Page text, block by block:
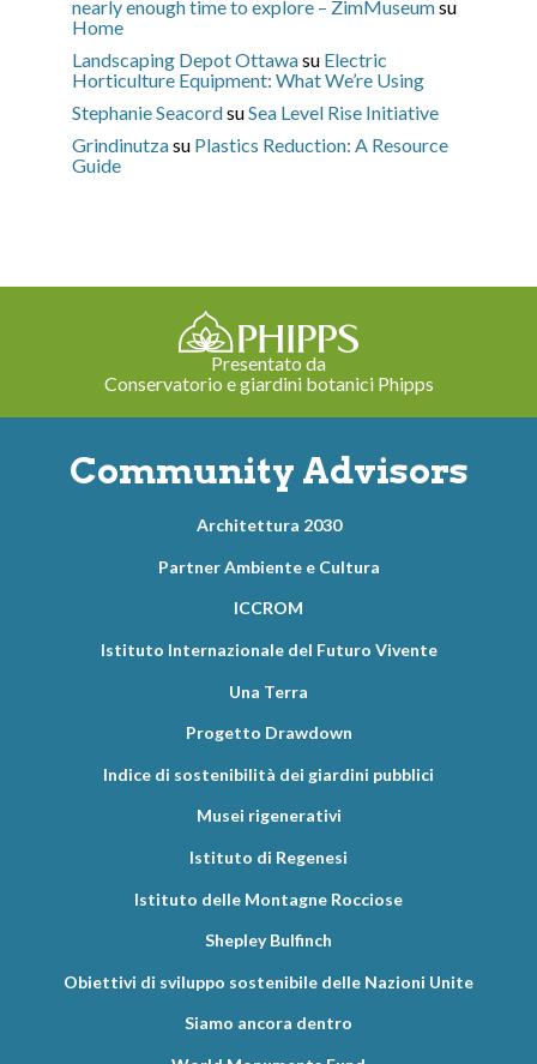
nearly enough time to explore – ZimMuseumsu
Home
Landscaping Depot Ottawasu Electric
Horticulture Equipment: What We’re Using
Stephanie SeacordsuSea Level Rise Initiative
Grindinutzasu Plastics Reduction: A Resource
Guide
Presentato da
Conservatorio e giardini botanici Phipps
Community Advisors
Architettura 2030
Partner Ambiente e Cultura
ICCROM
Istituto Internazionale del Futuro Vivente
Una Terra
Progetto Drawdown
Indice di sostenibilità dei giardini pubblici
Musei rigenerativi
Istituto di Regenesi
Istituto delle Montagne Rocciose
Shepley Bulfinch
Obiettivi di sviluppo sostenibile delle Nazioni Unite
Siamo ancora dentro